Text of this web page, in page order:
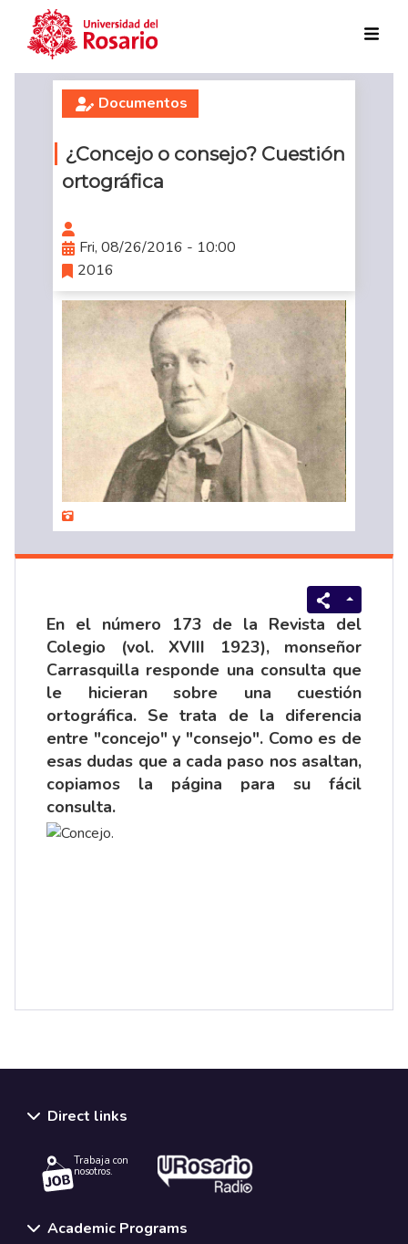
Skip to main content
Documentos
¿Concejo o consejo? Cuestión
ortográfica
Fri, 08/26/2016 - 10:00
2016
En el número 173 de la Revista del
Colegio (vol. XVIII 1923), monseñor
Carrasquilla responde una consulta que
le hicieran sobre una cuestión
ortográfica. Se trata de la diferencia
entre "concejo" y "consejo". Como es de
esas dudas que a cada paso nos asaltan,
copiamos la página para su fácil
consulta.
Direct links
Trabaja con
nosotros.
Academic Programs